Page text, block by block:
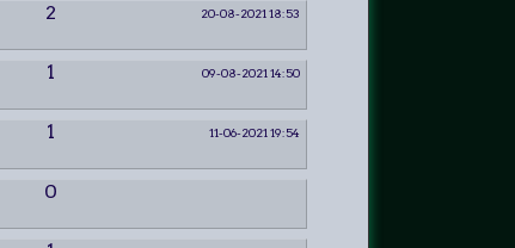
2
20-08-2021 18:53
1
09-08-2021 14:50
1
11-06-2021 19:54
0